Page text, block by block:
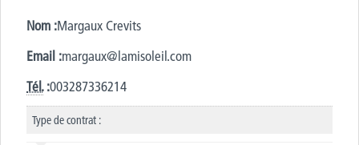
Nom :Margaux Crevits
Email :margaux@lamisoleil.com
Tél.:003287336214
Type de contrat :